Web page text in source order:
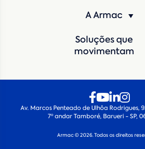
A Armac
Soluções que
movimentam
Av. Marcos Penteado de Ulhôa Rodrigues,
7º andar Tamboré, Barueri - SP,
Armac © 2026. Todos os direitos
Máquina de interesse*
Qual o período de locação? *